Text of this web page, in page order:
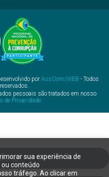
sua experiência de
conteúdo
tráfego. Ao clicar em
por AssCom/WEB - Todos
pessoais são tratados em nosso
de Privacidade.